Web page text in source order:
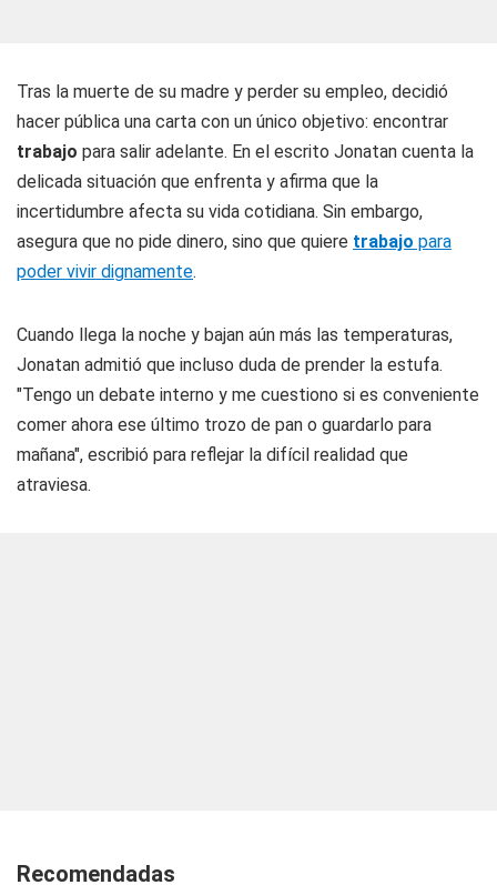
Tras la muerte de su madre y perder su empleo, decidió
hacer pública una carta con un único objetivo: encontrar
trabajo para salir adelante. En el escrito Jonatan cuenta la
delicada situación que enfrenta y afirma que la
incertidumbre afecta su vida cotidiana. Sin embargo,
asegura que no pide dinero, sino que quiere trabajo para
poder vivir dignamente.
Cuando llega la noche y bajan aún más las temperaturas,
Jonatan admitió que incluso duda de prender la estufa.
"Tengo un debate interno y me cuestiono si es conveniente
comer ahora ese último trozo de pan o guardarlo para
mañana", escribió para reflejar la difícil realidad que
atraviesa.
Recomendadas